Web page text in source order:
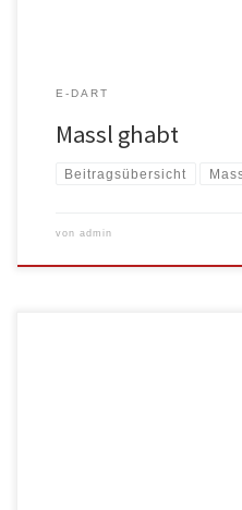
E-DART
Massl ghabt
Beitragsübersicht
von admin